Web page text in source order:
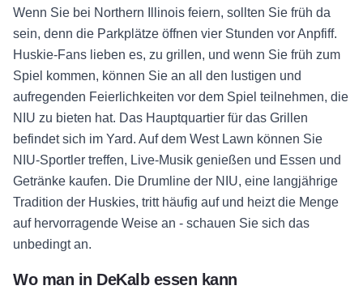
Wenn Sie bei Northern Illinois feiern, sollten Sie früh da
sein, denn die Parkplätze öffnen vier Stunden vor Anpfiff.
Huskie-Fans lieben es, zu grillen, und wenn Sie früh zum
Spiel kommen, können Sie an all den lustigen und
aufregenden Feierlichkeiten vor dem Spiel teilnehmen, die
NIU zu bieten hat. Das Hauptquartier für das Grillen
befindet sich im Yard. Auf dem West Lawn können Sie
NIU-Sportler treffen, Live-Musik genießen und Essen und
Getränke kaufen. Die Drumline der NIU, eine langjährige
Tradition der Huskies, tritt häufig auf und heizt die Menge
auf hervorragende Weise an - schauen Sie sich das
unbedingt an.
Wo man in DeKalb essen kann